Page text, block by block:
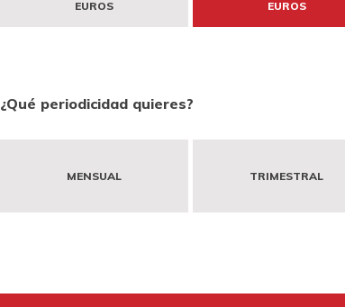
EUROS EUROS
¿Qué periodicidad quieres?
MENSUAL TRIMESTRAL